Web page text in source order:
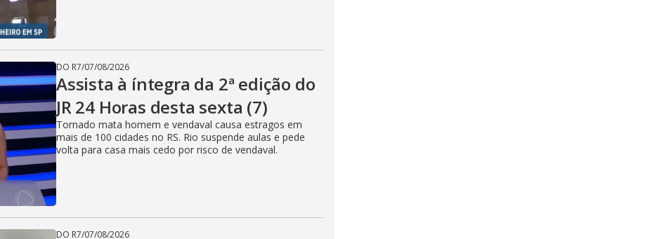
DO R7/07/08/2026
Assista à íntegra da 2ª edição do
JR 24 Horas desta sexta (7)
Tornado mata homem e vendaval causa estragos em
mais de 100 cidades no RS. Rio suspende aulas e pede
volta para casa mais cedo por risco de vendaval.
DO R7/07/08/2026